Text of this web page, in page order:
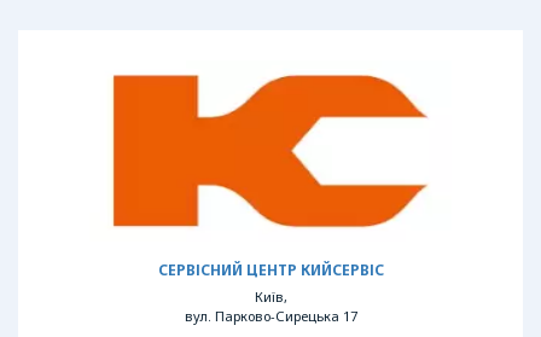
СЕРВІСНИЙ ЦЕНТР КИЙСЕРВІС
Київ,
вул. Парково-Сирецька 17